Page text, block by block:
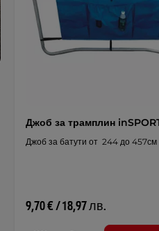
Джоб за трамплин
Джоб за батути от 244 до 457см
9,70 € / 18,97 лв.